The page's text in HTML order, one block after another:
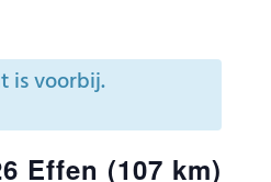
is voorbij.
Effen (107 km)